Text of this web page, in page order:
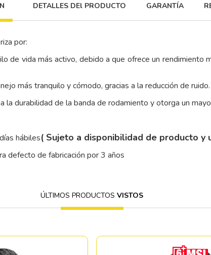
DETALLES DEl PRODUCTO GARANTÍA
por:
de vida más activo, debido a que ofrece un rendimiento
más tranquilo y cómodo, gracias a la reducción de ruido.
la durabilidad de la banda de rodamiento y otorga un
hábiles( Sujeto a disponibilidad de producto y
defecto de fabricación por 3 años
ÚLTIMOS PRODUCTOSVISTOS